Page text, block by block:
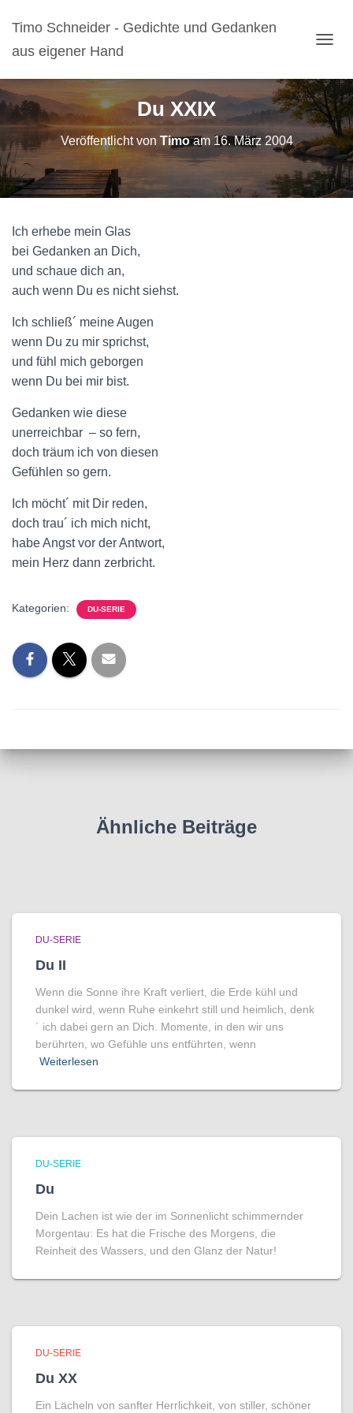
Timo Schneider - Gedichte und Gedanken
aus eigener Hand
V
I
G
A
T
I
O
N
U
Du XXIX
Veröffentlicht von Timoam 16. März 2004
Ich erhebe mein Glas
bei Gedanken an Dich,
und schaue dich an,
auch wenn Du es nicht siehst.
Ich schließ´ meine Augen
wenn Du zu mir sprichst,
und fühl mich geborgen
wenn Du bei mir bist.
Gedanken wie diese
unerreichbar – so fern,
doch träum ich von diesen
Gefühlen so gern.
Ich möcht´ mit Dir reden,
doch trau´ ich mich nicht,
habe Angst vor der Antwort,
mein Herz dann zerbricht.
Kategorien: DU-SERIE
Ähnliche Beiträge
DU-SERIE
Du II
Wenn die Sonne ihre Kraft verliert, die Erde kühl und
dunkel wird, wenn Ruhe einkehrt still und heimlich, denk
´ ich dabei gern an Dich. Momente, in den wir uns
berührten, wo Gefühle uns entführten, wenn
Weiterlesen
DU-SERIE
Du
Dein Lachen ist wie der im Sonnenlicht schimmernder
Morgentau: Es hat die Frische des Morgens, die
Reinheit des Wassers, und den Glanz der Natur!
DU-SERIE
Du XX
Ein Lächeln von sanfter Herrlichkeit, von stiller, schöner